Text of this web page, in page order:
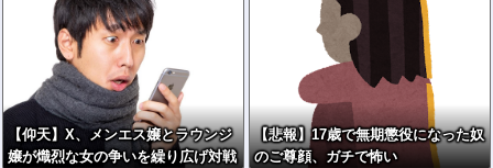
【仰天】X、メンエス嬢とラウンジ
嬢が熾烈な女の争いを繰り広げ対戦
【悲報】17歳で無期懲役になった奴
のご尊顔、ガチで怖い